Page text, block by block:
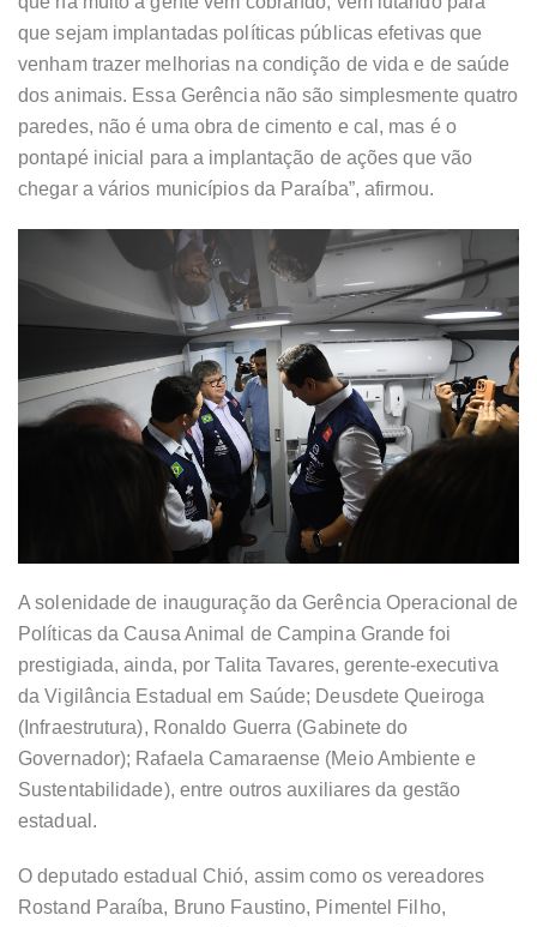
que sejam implantadas políticas públicas efetivas que
venham trazer melhorias na condição de vida e de saúde
dos animais. Essa Gerência não são simplesmente quatro
paredes, não é uma obra de cimento e cal, mas é o
pontapé inicial para a implantação de ações que vão
chegar a vários municípios da Paraíba”, afirmou.
A solenidade de inauguração da Gerência Operacional de
Políticas da Causa Animal de Campina Grande foi
prestigiada, ainda, por Talita Tavares, gerente-executiva
da Vigilância Estadual em Saúde; Deusdete Queiroga
(Infraestrutura), Ronaldo Guerra (Gabinete do
Governador); Rafaela Camaraense (Meio Ambiente e
Sustentabilidade), entre outros auxiliares da gestão
estadual.
O deputado estadual Chió, assim como os vereadores
Rostand Paraíba, Bruno Faustino, Pimentel Filho,